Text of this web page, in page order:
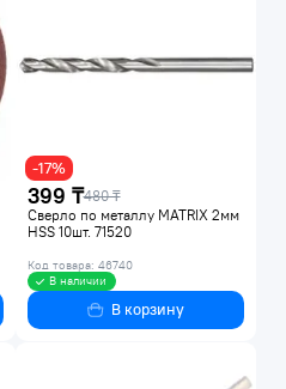
399 ₸480 ₸
-17%
Сверло по металлу MATRIX 2мм
HSS 10шт. 71520
Код товара: 46740
В наличии
В корзину